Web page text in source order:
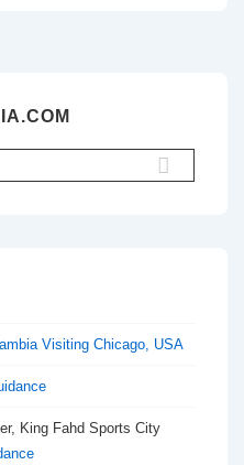
Visiting Chicago, USA
King Fahd Sports City